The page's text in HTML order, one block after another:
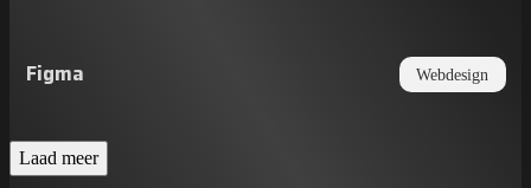
Figma Webdesign
Laad meer